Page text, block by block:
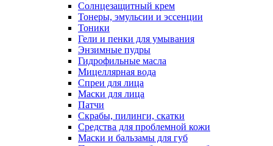
Солнцезащитный крем
Тонеры, эмульсии и эссенции
Тоники
Гели и пенки для умывания
Энзимные пудры
Гидрофильные масла
Мицеллярная вода
Спреи для лица
Маски для лица
Патчи
Скрабы, пилинги, скатки
Средства для проблемной кожи
Маски и бальзамы для губ